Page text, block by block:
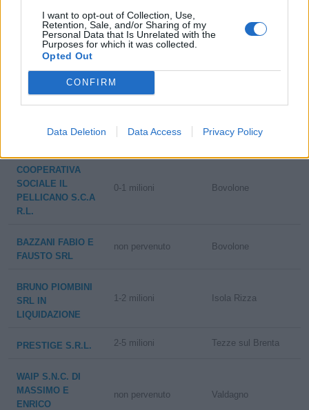
I want to opt-out of Collection, Use,
Retention, Sale, and/or Sharing of my
Personal Data that Is Unrelated with the
Purposes for which it was collected.
Opted Out
CONFIRM
Data Deletion Data Access Privacy Policy
TEMPORA
COUNTRY SRL
0-1 milioni
Godega di
LA S.SPREA SNC
DI SPREA
non pervenuto Bovolone
COOPERATIVA
SOCIALE IL
PELLICANO S.C.A
R.L.
0-1 milioni Bovolone
BAZZANI FABIO E
FAUSTO SRL
non pervenuto Bovolone
BRUNO PIOMBINI
SRL IN
LIQUIDAZIONE
1-2 milioni Isola Rizza
PRESTIGE S.R.L. 2-5 milioni Tezze sul Brenta
WAIP S.N.C. DI
MASSIMO E
ENRICO
non pervenuto Valdagno